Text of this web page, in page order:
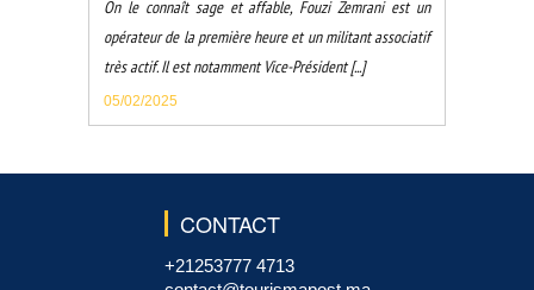
On le connaît sage et affable, Fouzi Zemrani est un
opérateur de la première heure et un militant associatif
très actif. Il est notamment Vice-Président [...]
05/02/2025
CONTACT
+21253777 4713